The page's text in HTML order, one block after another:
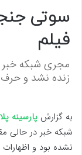
سوتی
فیلم
مجری شبکه
زنده نشد و
به گزارش پارسینه
شبکه خبر در حالی
نشده بود و اظهارات